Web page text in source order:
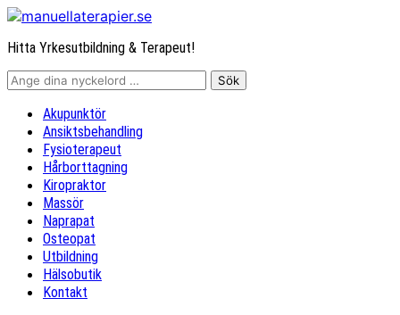
Hitta Yrkesutbildning & Terapeut!
Akupunktör
Ansiktsbehandling
Fysioterapeut
Hårborttagning
Kiropraktor
Massör
Naprapat
Osteopat
Utbildning
Hälsobutik
Kontakt